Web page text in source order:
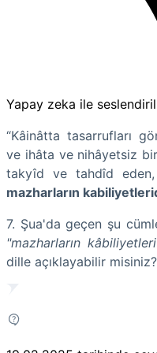
Yapay zeka ile
“Kâinâtta tasarrufları
ve ihâta ve nihâyetsiz
takyîd ve tahdîd
mazharların
7. Şua'da geçen şu
"mazharların
dille açıklayabilir misiniz?